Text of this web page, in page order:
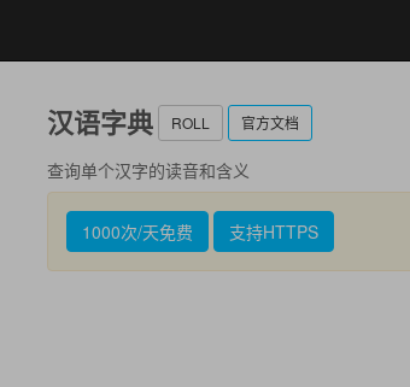
汉语字典 ROLL 官方文档
查询单个汉字的读音和含义
1000次/天免费 支持HTTPS